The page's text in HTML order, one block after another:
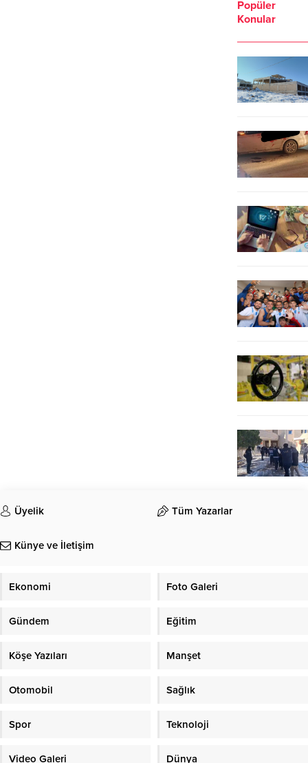
Popüler
Konular
Üyelik Tüm Yazarlar
Künye ve İletişim
Ekonomi Foto Galeri
Gündem Eğitim
Köşe Yazıları Manşet
Otomobil Sağlık
Spor Teknoloji
Video Galeri Dünya